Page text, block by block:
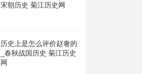
宋朝历史 菊江历史网
历史上是怎么评价赵奢的
_春秋战国历史 菊江历史
网